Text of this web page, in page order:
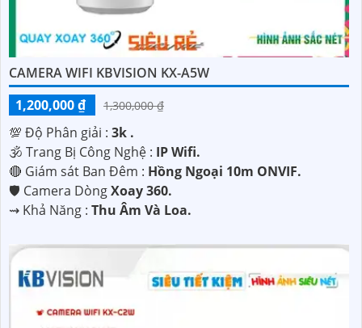
CAMERA WIFI KBVISION KX-A5W
1,200,000 ₫
1,300,000 ₫
💯 Độ Phân giải : 3k .
🕉️ Trang Bị Công Nghệ : IP Wifi.
🔴 Giám sát Ban Đêm : Hồng Ngoại 10m ONVIF.
🛡 Camera DòngXoay 360.
️⇝ Khả Năng : Thu Âm Và Loa.